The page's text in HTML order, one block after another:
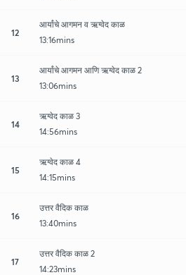
12
आर्यांचे आगमन व ऋग्वेद काळ
13:16mins
13
आर्यांचे आगमन आणि ऋग्वेद काळ 2
13:06mins
14
ऋग्वेद काळ 3
14:56mins
15
ऋग्वेद काळ 4
14:15mins
16
उत्तर वैदिक काळ
13:40mins
17
उत्तर वैदिक काळ 2
14:23mins